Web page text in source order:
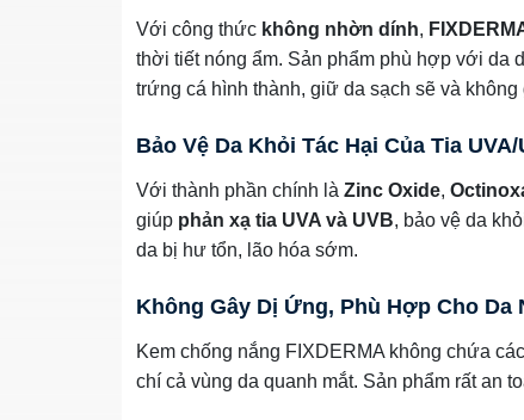
Với công thức không nhờn dính,
thời tiết nóng ẩm. Sản phẩm phù hợp với da
trứng cá hình thành, giữ da sạch sẽ và không
Bảo Vệ Da Khỏi Tác Hại Của Tia UVA/
Với thành phần chính là Zinc Oxide,
giúp phản xạ tia UVA và UVB, bảo vệ da
da bị hư tổn, lão hóa sớm.
Không Gây Dị Ứng, Phù Hợp Cho Da
Kem chống nắng FIXDERMA không chứa
chí cả vùng da quanh mắt. Sản phẩm rất an